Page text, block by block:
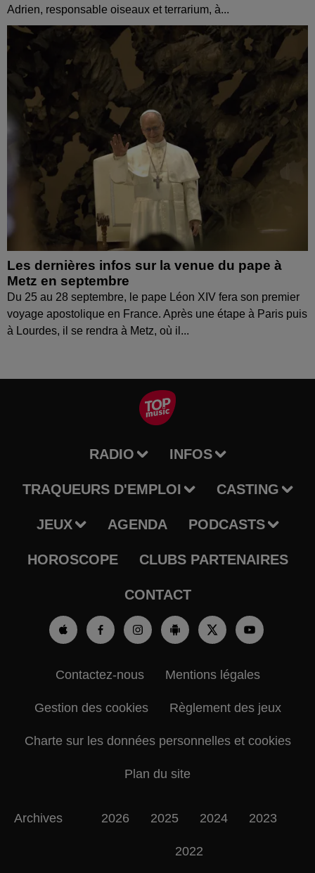
Adrien, responsable oiseaux et terrarium, à...
Les dernières infos sur la venue du pape à
Metz en septembre
Du 25 au 28 septembre, le pape Léon XIV fera son premier
voyage apostolique en France. Après une étape à Paris puis
à Lourdes, il se rendra à Metz, où il...
RADIO INFOS
TRAQUEURS D'EMPLOI CASTING
JEUX AGENDA PODCASTS
HOROSCOPE CLUBS PARTENAIRES
CONTACT
Contactez-nous Mentions légales
Gestion des cookies Règlement des jeux
Charte sur les données personnelles et cookies
Plan du site
Archives 2026 2025 2024 2023
2022